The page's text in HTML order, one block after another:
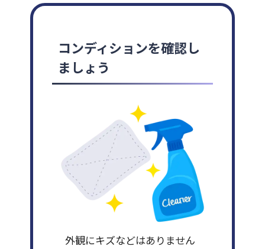
コンディションを確認し
ましょう
外観にキズなどはありません